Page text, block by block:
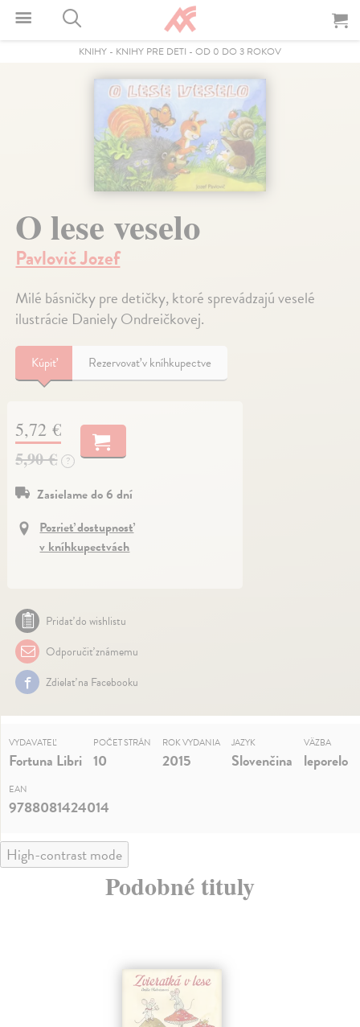
KNIHY - KNIHY PRE DETI - OD 0 DO 3 ROKOV
O lese veselo
Pavlovič Jozef
Milé básničky pre detičky, ktoré sprevádzajú veselé
ilustrácie Daniely Ondreičkovej.
Kúpiť Rezervovať v kníhkupectve
5,72 €
5,90 € ?
Zasielame do 6 dní
Pozrieť dostupnosť
v kníhkupectvách
Pridať do wishlistu
Odporučiť známemu
Zdielať na Facebooku
VYDAVATEĽ
Fortuna Libri
POČET STRÁN
10
ROK VYDANIA
2015
JAZYK
Slovenčina
VÄZBA
leporelo
EAN
9788081424014
High-contrast mode
Podobné tituly